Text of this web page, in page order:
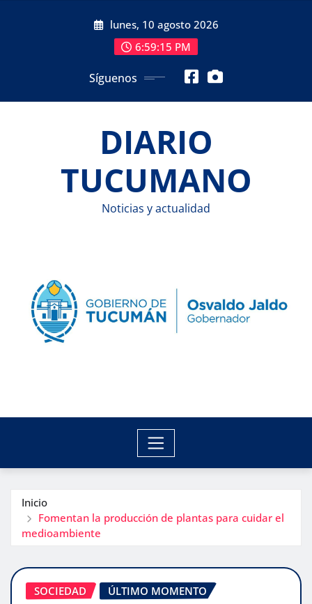
lunes, 10 agosto 2026
6:59:16 PM
Síguenos
DIARIO
TUCUMANO
Noticias y actualidad
Inicio
Fomentan la producción de plantas para cuidar el
medioambiente
SOCIEDAD ÚLTIMO MOMENTO